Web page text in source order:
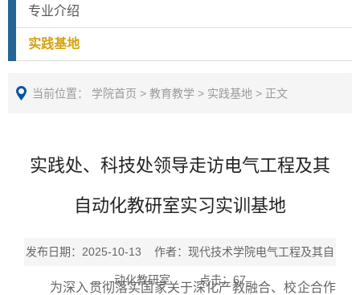
专业介绍
实践基地
当前位置： 学院首页 > 教育教学 > 实践基地 > 正文
实践处、科技处领导走访电气工程及其
自动化教研室实习实训基地
发布日期：2025-10-13 作者：现代技术学院电气工程及其自
动化教研室 点击：67
为深入贯彻落实国家关于深化产教融合、校企合作